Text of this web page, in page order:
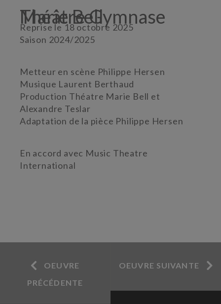
Théâtre Gymnase Marie Bell
Reprise le 18 octobre 2025
Saison 2024/2025
Metteur en scène Philippe Hersen
Musique Laurent Berthaud
Production Théatre Marie Bell et
Alexandre Teslar
Adaptation de la pièce Philippe Hersen
En accord avec Music Theatre
International
OEUVRE
PRÉCÉDENTE
OEUVRE SUIVANTE